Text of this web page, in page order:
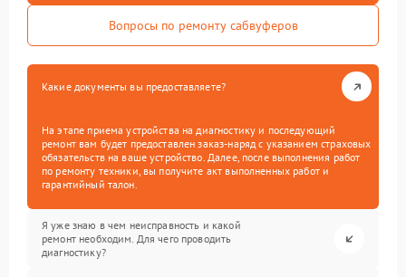
Вопросы по ремонту сабвуферов
Какие документы вы предоставляете?
На этапе приема устройства на диагностику и последующий
ремонт вам будет предоставлен заказ-наряд с указанием страховых
обязательств на ваше устройство. Далее, после выполнения работ
по ремонту техники, вы получите акт выполненных работ и
гарантийный талон.
Я уже знаю в чем неисправность и какой
ремонт необходим. Для чего проводить
диагностику?